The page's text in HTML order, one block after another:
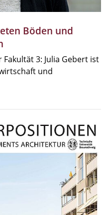
Böden und
3: Julia Gebert ist
und